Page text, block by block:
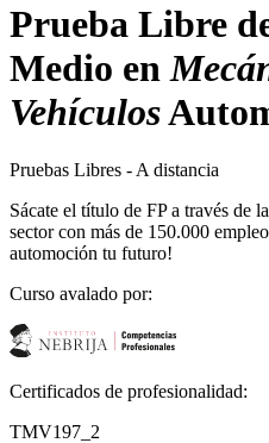
Prueba Libre
Medio en
Vehículos
Pruebas Libres - A distancia
Sácate el título de FP a través de
sector con más de 150.000
automoción tu futuro!
Curso avalado por:
Certificados de profesionalidad:
TMV197_2